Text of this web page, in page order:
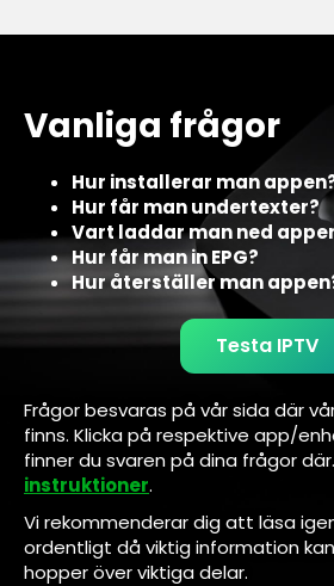
Vanliga frågor
Hur installerar man
Hur får man undertexter?
Vart laddar man ned
Hur får man in EPG?
Hur återställer man
Testa IPTV
Frågor besvaras på vår sida där
finns. Klicka på respektive app/
finner du svaren på dina frågor
instruktioner.
Vi rekommenderar dig att läsa
ordentligt då viktig information
hopper över viktiga delar.